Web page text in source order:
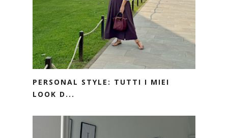
PERSONAL STYLE: TUTTI I MIEI
LOOK D...